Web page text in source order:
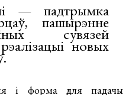
— падтрымка
пашырэнне
сувязей
новых
і форма для падачы